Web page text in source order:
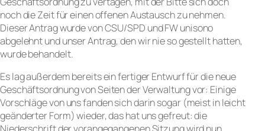
noch die Zeit für einen offenen Austausch zu nehmen.
Dieser Antrag wurde von CSU/SPD und FW unisono
abgelehnt und unser Antrag, den wir nie so gestellt hatten,
wurde behandelt.
Es lag außerdem bereits ein fertiger Entwurf für die neue
Geschäftsordnung von Seiten der Verwaltung vor: Einige
Vorschläge von uns fanden sich darin sogar (meist in leicht
geänderter Form) wieder, das hat uns gefreut: die